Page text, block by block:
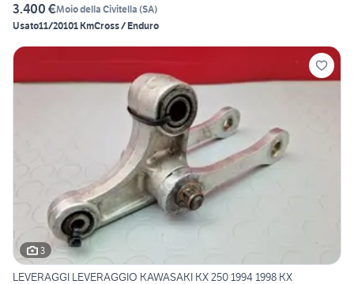
3.400 €Moio della Civitella (SA)
Usato11/20101 KmCross / Enduro
3
LEVERAGGI LEVERAGGIO KAWASAKI KX 250 1994 1998 KX